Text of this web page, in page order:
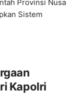
Provinsi Nusa
Sistem
Kapolri